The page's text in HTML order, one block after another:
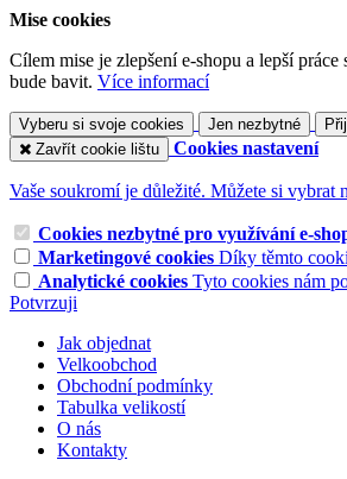
Mise cookies
Cílem mise je zlepšení e-shopu a lepší
bude bavit. Více informací
Vyberu si svoje cookies Jen nezbytné
Zavřít cookie lištu
Cookies nastavení
Vaše soukromí je důležité. Můžete si vybrat
Cookies nezbytné pro využívání e-
Marketingové cookies Díky těmto
Analytické cookies Tyto cookies nám
Potvrzuji
Jak objednat
Velkoobchod
Obchodní podmínky
Tabulka velikostí
O nás
Kontakty